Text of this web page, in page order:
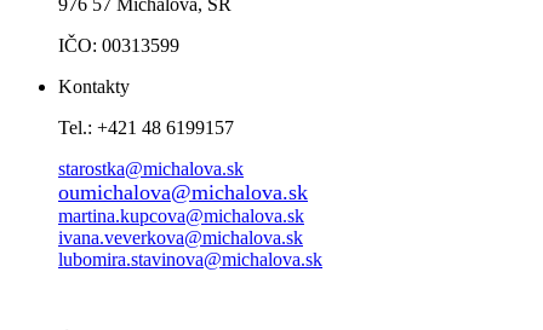
IČO: 00313599
Kontakty
Tel.: +421 48 6199157
starostka@michalova.sk
oumichalova@michalova.sk
martina.kupcova@michalova.sk
ivana.veverkova@michalova.sk
lubomira.stavinova@michalova.sk